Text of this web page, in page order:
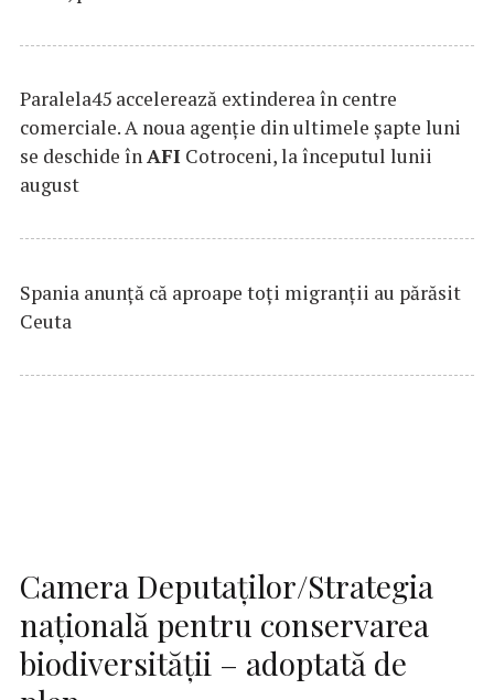
Paralela45 accelerează extinderea în centre
comerciale. A noua agenție din ultimele șapte luni
se deschide înAFI Cotroceni, la începutul lunii
august
Spania anunţă că aproape toţi migranţii au părăsit
Ceuta
Camera Deputaţilor/Strategia
naţională pentru conservarea
biodiversităţii – adoptată de